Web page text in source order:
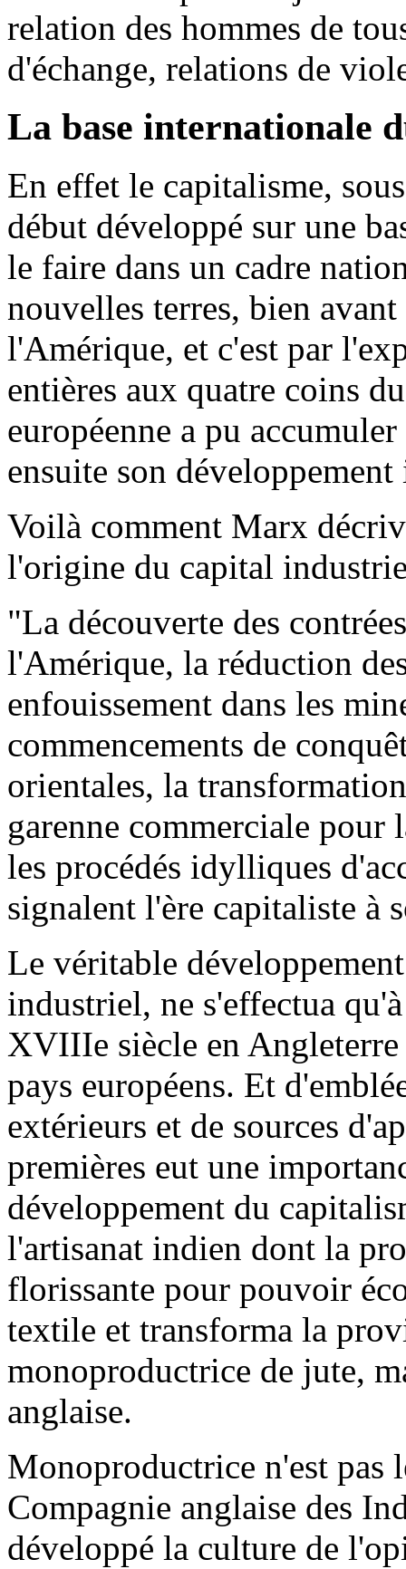
relation des hommes de
d'échange, relations de
La base internationale
En effet le capitalisme,
début développé sur une
le faire dans un cadre
nouvelles terres, bien
l'Amérique, et c'est par
entières aux quatre coins
européenne a pu
ensuite son
Voilà comment Marx
l'origine du capital
"La découverte des
l'Amérique, la réduction
enfouissement dans les
commencements de
orientales, la
garenne commerciale pour
les procédés idylliques
signalent l'ère capitaliste à
Le véritable
industriel, ne s'effectua
XVIIIe siècle en
pays européens. Et
extérieurs et de sources
premières eut une
développement du
l'artisanat indien dont la
florissante pour pouvoir
textile et transforma la
monoproductrice de jute,
anglaise.
Monoproductrice n'est pas
Compagnie anglaise des
développé la culture de